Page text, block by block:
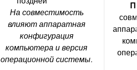
На совместимость
влияют аппаратная
конфигурация
компьютера и версия
операционной системы.